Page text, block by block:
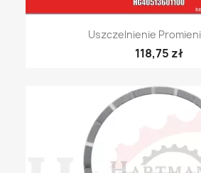
Uszczelnienie
118,75 zł